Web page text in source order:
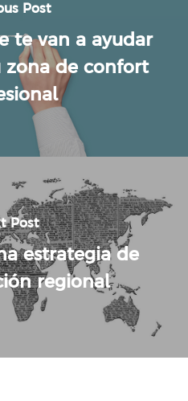
Post
te van a ayudar
zona de confort
Post
estrategia de
regional